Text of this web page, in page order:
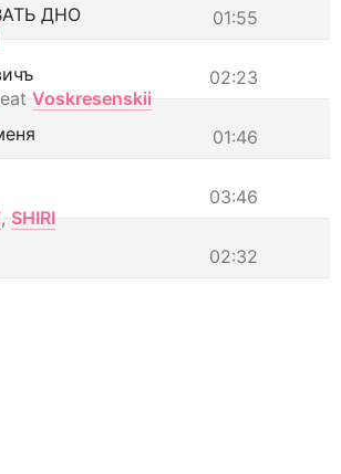
01:55
ДНО
02:23
Voskresenskii
01:46
03:46
, SHIRI
02:32